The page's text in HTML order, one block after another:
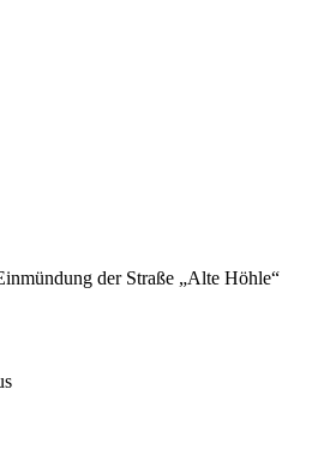
der Straße „Alte Höhle“